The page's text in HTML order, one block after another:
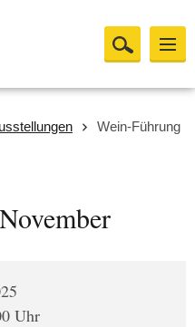
Wein-Führung
Uhr